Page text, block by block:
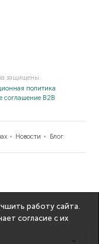
защищены.
политика
соглашение B2B
Новости Блог
работу сайта.
согласие с их